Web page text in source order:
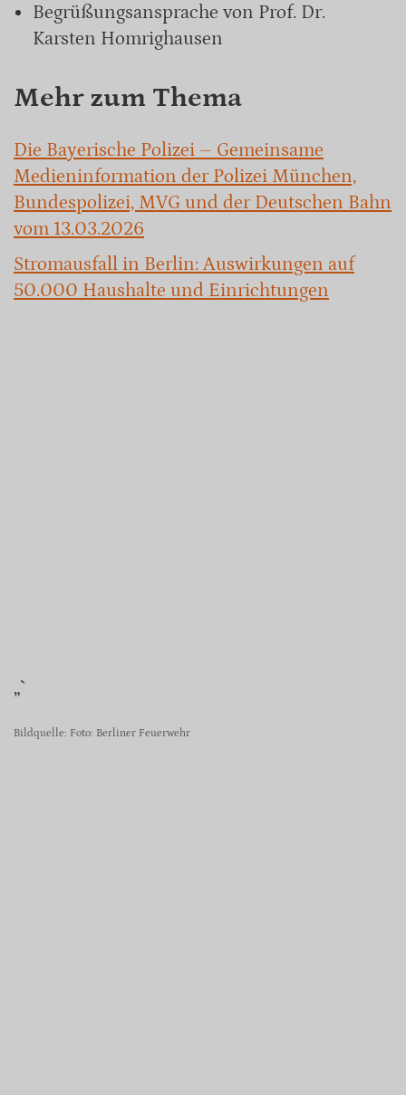
Begrüßungsansprache von Prof. Dr.
Karsten Homrighausen
Mehr zum Thema
Die Bayerische Polizei – Gemeinsame
Medieninformation der Polizei München,
Bundespolizei, MVG und der Deutschen Bahn
vom 13.03.2026
Stromausfall in Berlin: Auswirkungen auf
50.000 Haushalte und Einrichtungen
„`
Bildquelle: Foto: Berliner Feuerwehr